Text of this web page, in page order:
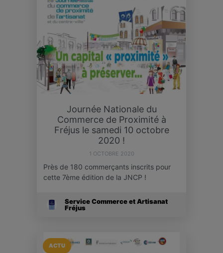
Journée Nationale du
Commerce de Proximité à
Fréjus le samedi 10 octobre
2020 !
1 OCTOBRE 2020
Près de 180 commerçants inscrits pour
cette 7ème édition de la JNCP !
Service Commerce et Artisanat
Fréjus
ACTU